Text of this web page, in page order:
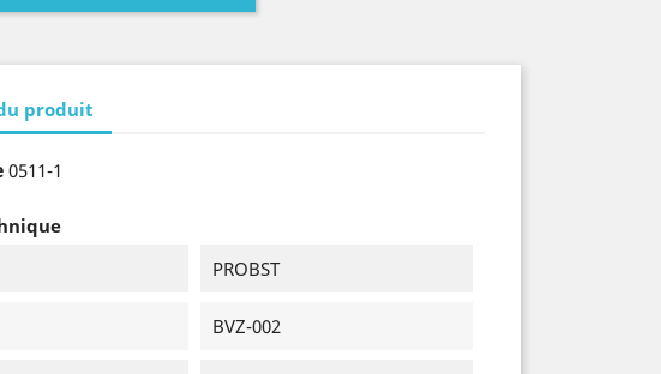
produit
0511-1
PROBST
BVZ-002